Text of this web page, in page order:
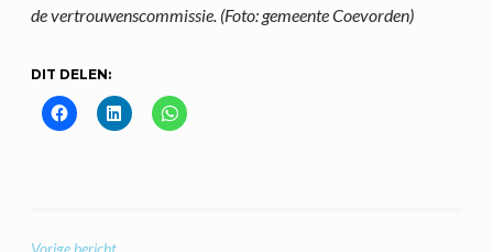
de vertrouwenscommissie. (Foto: gemeente Coevorden)
DIT DELEN:
Vorige bericht